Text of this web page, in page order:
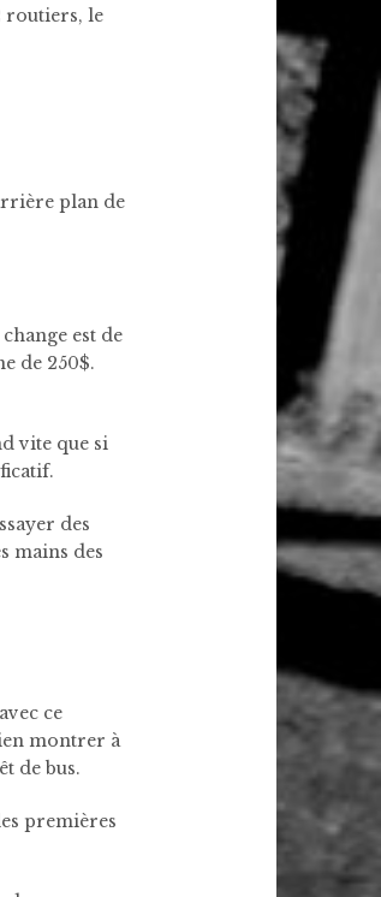
routiers, le
plan de
est de
de 250$.
vite que si
des
mains des
ce
montrer à
de bus.
premières